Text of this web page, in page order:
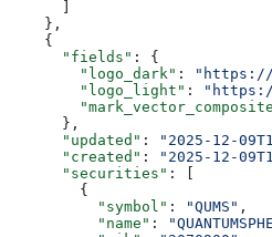
    },
    {
      "fields"
: {
        "logo_dark"
:
"https://
        "logo_light"
:
      },
      "updated"
: "2025-12-
      "created"
: "2025-12-
      "securities"
: [
        {
          "symbol"
: "QUMS" ,
          "name"
: